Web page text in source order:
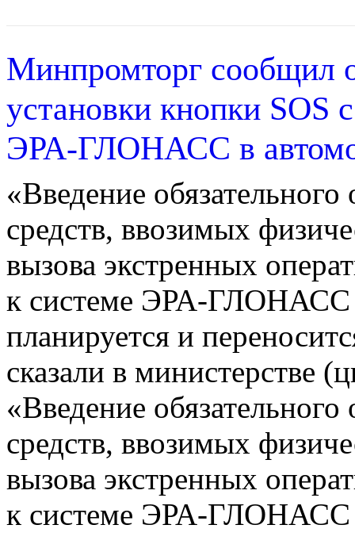
Минпромторг сообщил
установки кнопки SOS
ЭРА-ГЛОНАСС в
«Введение
средств, ввозимых
вызова экстренных
к системе ЭРА-ГЛОНАСС
планируется и
сказали в министерстве
«Введение
средств, ввозимых
вызова экстренных
к системе ЭРА-ГЛОНАСС